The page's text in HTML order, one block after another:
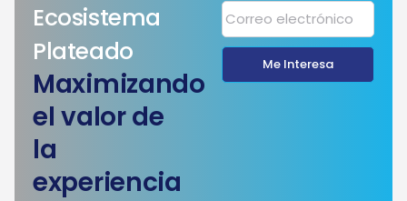
Ecosistema
Plateado
Maximizando
el valor de
la
experiencia
Me Interesa